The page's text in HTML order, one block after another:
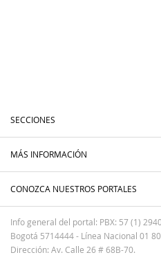
SECCIONES
MÁS INFORMACIÓN
CONOZCA NUESTROS PORTALES
Info general del portal: PBX: 57 (1)
Bogotá 5714444 - Línea Nacional 01
Dirección: Av. Calle 26 # 68B-70.